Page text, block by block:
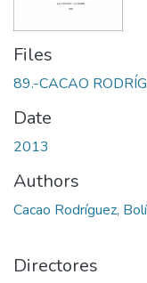
Files
89.-CACAO
Date
2013
Authors
Cacao Rodríguez,
Directores